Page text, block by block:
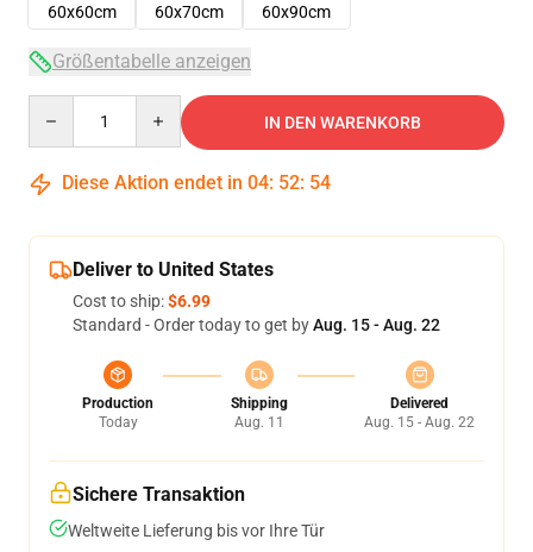
60x60cm
60x70cm 60x90cm
Größentabelle anzeigen
IN DEN WARENKORB
Diese Aktion endet in 04: 52: 54
Deliver to United States
Cost to ship:$6.99
Standard - Order today to get byAug. 15 - Aug. 22
Production
Today
Shipping
Aug. 11
Delivered
Aug. 15 - Aug. 22
Sichere Transaktion
Weltweite Lieferung bis vor Ihre Tür